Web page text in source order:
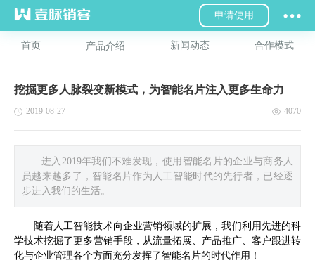
申请使用
首页 产品介绍 新闻动态 合作模式
挖掘更多人脉裂变新模式，为智能名片注入更多生命力
2019-08-27 4070
进入2019年我们不难发现，使用智能名片的企业与商务人
员越来越多了，智能名片作为人工智能时代的先行者，已经逐
步进入我们的生活。
随着人工智能技术向企业营销领域的扩展，我们利用先进的科
学技术挖掘了更多营销手段，从流量拓展、产品推广、客户跟进转
化与企业管理各个方面充分发挥了智能名片的时代作用！